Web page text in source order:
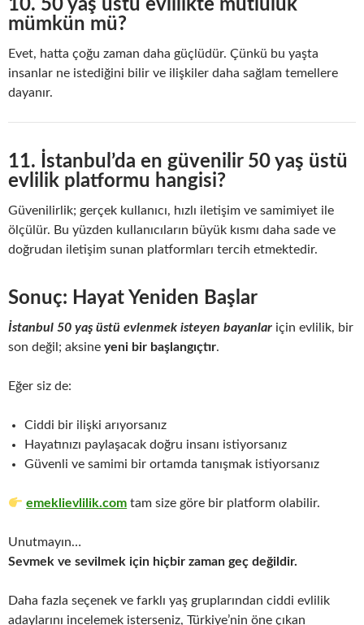
10. 50 yaş üstü evlilikte mutluluk
mümkün mü?
Evet, hatta çoğu zaman daha güçlüdür. Çünkü bu yaşta
insanlar ne istediğini bilir ve ilişkiler daha sağlam temellere
dayanır.
11. İstanbul’da en güvenilir 50 yaş üstü
evlilik platformu hangisi?
Güvenilirlik; gerçek kullanıcı, hızlı iletişim ve samimiyet ile
ölçülür. Bu yüzden kullanıcıların büyük kısmı daha sade ve
doğrudan iletişim sunan platformları tercih etmektedir.
Sonuç: Hayat Yeniden Başlar
İstanbul 50 yaş üstü evlenmek isteyen bayanlar için evlilik, bir
son değil; aksine yeni bir başlangıçtır.
Eğer siz de:
Ciddi bir ilişki arıyorsanız
Hayatınızı paylaşacak doğru insanı istiyorsanız
Güvenli ve samimi bir ortamda tanışmak istiyorsanız
emeklievlilik.com tam size göre bir platform olabilir.
Unutmayın…
Sevmek ve sevilmek için hiçbir zaman geç değildir.
Daha fazla seçenek ve farklı yaş gruplarından ciddi evlilik
adaylarını incelemek isterseniz, Türkiye’nin öne çıkan